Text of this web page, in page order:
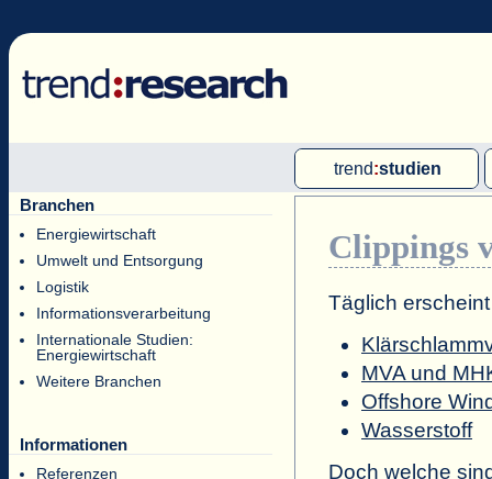
trend:studien
Single-Client-Studien
Branchen
Energiewirtschaft
Umwelt und Entsorgung
Logistik
Informationsverarbeitung
Internationale Studien:
Energiewirtschaft
Weitere Branchen
Informationen
Referenzen
Clippings
Täglich
MVA und
Offshore
Wasserstoff
Doch welche